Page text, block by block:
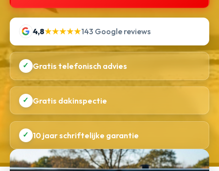
4,8★★★★★143 Google reviews
✓ Gratis telefonisch advies
✓ Gratis dakinspectie
✓ 10 jaar schriftelijke garantie